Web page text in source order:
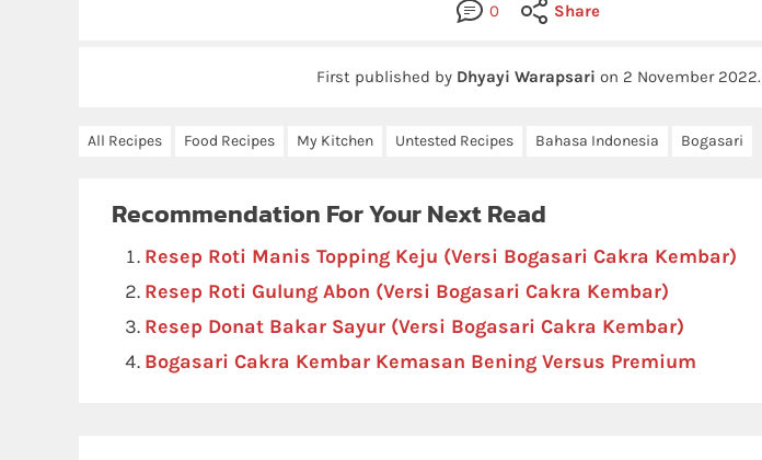
0 Share
First published by Dhyayi Warapsari on 2 November 2022.
All Recipes Food Recipes My Kitchen Untested Recipes Bahasa Indonesia Bogasari
Recommendation For Your Next Read
Resep Roti Manis Topping Keju (Versi Bogasari Cakra Kembar)
Resep Roti Gulung Abon (Versi Bogasari Cakra Kembar)
Resep Donat Bakar Sayur (Versi Bogasari Cakra Kembar)
Bogasari Cakra Kembar Kemasan Bening Versus Premium